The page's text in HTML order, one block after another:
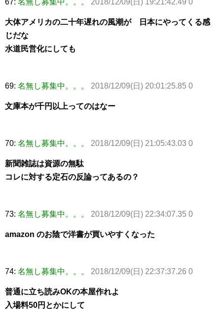
67: 名無し募集中。。。 2018/12/09(日) 19:21:42.49 0
大体アメリカの二十年遅れの風潮が 日本にやってくる感
じだな
水道民営化にしても
69: 名無し募集中。。。 2018/12/09(日) 20:01:25.85 0
文庫本が千円以上ってのはなー
70: 名無し募集中。。。 2018/12/09(日) 21:05:43.03 0
新聞雑誌は資源の無駄
コレに対する定石の反論ってあるの？
73: 名無し募集中。。。 2018/12/09(日) 22:34:07.35 0
amazon のお陰で洋書が買いやすくなった
74: 名無し募集中。。。 2018/12/09(日) 22:37:37.26 0
普通に立ち読みOKの本屋作れよ
入場料50円とかにして